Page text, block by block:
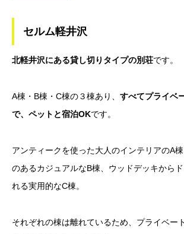
セルム軽井沢
北軽井沢にある貸し切りタイプの別荘です。
A棟・B棟・C棟の３棟あり、 すべてプライベ
で、ペットと宿泊OKです。
アンティークを使った大人のインテリアのA
のあるカジュアルなB棟、ウッドデッキから
れる実用的なC棟。
それぞれの棟は離れているため、プライベー